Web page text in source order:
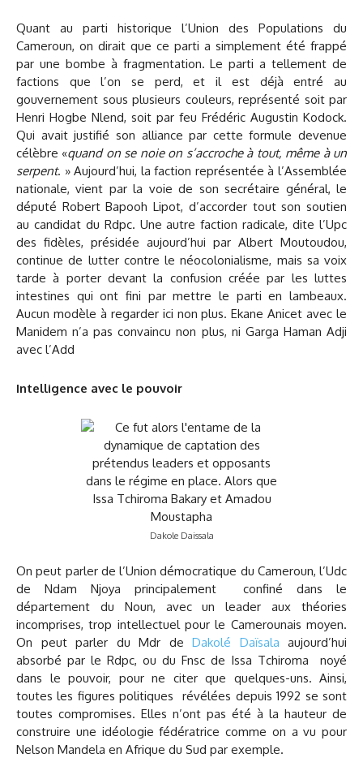
Quant au parti historique l’Union des Populations du
Cameroun, on dirait que ce parti a simplement été frappé
par une bombe à fragmentation. Le parti a tellement de
factions que l’on se perd, et il est déjà entré au
gouvernement sous plusieurs couleurs, représenté soit par
Henri Hogbe Nlend, soit par feu Frédéric Augustin Kodock.
Qui avait justifié son alliance par cette formule devenue
célèbre «quand on se noie on s’accroche à tout, même à un
serpent. » Aujourd’hui, la faction représentée à l’Assemblée
nationale, vient par la voie de son secrétaire général, le
député Robert Bapooh Lipot, d’accorder tout son soutien
au candidat du Rdpc. Une autre faction radicale, dite l’Upc
des fidèles, présidée aujourd’hui par Albert Moutoudou,
continue de lutter contre le néocolonialisme, mais sa voix
tarde à porter devant la confusion créée par les luttes
intestines qui ont fini par mettre le parti en lambeaux.
Aucun modèle à regarder ici non plus. Ekane Anicet avec le
Manidem n’a pas convaincu non plus, ni Garga Haman Adji
avec l’Add
Intelligence avec le pouvoir
Dakole Daissala
On peut parler de l’Union démocratique du Cameroun, l’Udc
de Ndam Njoya principalement confiné dans le
département du Noun, avec un leader aux théories
incomprises, trop intellectuel pour le Camerounais moyen.
On peut parler du Mdr de Dakolé Daïsala aujourd’hui
absorbé par le Rdpc, ou du Fnsc de Issa Tchiroma noyé
dans le pouvoir, pour ne citer que quelques-uns. Ainsi,
toutes les figures politiques révélées depuis 1992 se sont
toutes compromises. Elles n’ont pas été à la hauteur de
construire une idéologie fédératrice comme on a vu pour
Nelson Mandela en Afrique du Sud par exemple.